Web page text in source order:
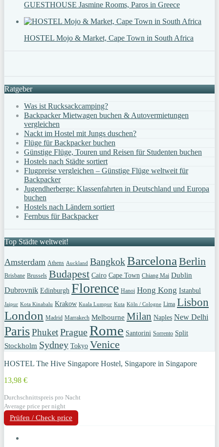
GUESTHOUSE Jasmine Rooms, Paros in Greece
HOSTEL Mojo & Market, Cape Town in South Africa
Ratgeber
Was ist Rucksackcamping?
Backpacker Mietwagen buchen & Autovermietungen
vergleichen
Nackt im Hostel mit Jungs duschen?
Flüge für Backpacker buchen
Günstige Flüge, Touren und Reisen für Studenten buchen
Hostels nach Städte sortiert
Flugpreise vergleichen – Günstige Flüge weltweit für
Backpacker
Jugendherberge: Klassenfahrten in Deutschland und Europa
buchen
Hostels nach Ländern sortiert
Fernbus für Backpacker
Top Städte weltweit!
Amsterdam Athens Auckland BangkokBarcelonaBerlin
Brisbane Brussels Budapest Cairo Cape Town Chiang Mai Dublin
Dubrovnik Edinburgh Florence Hanoi Hong Kong Istanbul
Jaipur Kota Kinabalu Krakow Kuala Lumpur Kuta Köln / Cologne Lima Lisbon
London Madrid Marrakech Melbourne Milan Naples New Delhi
ParisPhuketPragueRome Santorini Sorrento Split
Stockholm Sydney Tokyo Venice
HOSTEL The Hive Singapore Hostel, Singapore in Singapore
13,98 €
Durchschnittspreis pro Nacht
Average price per night
Prüfen / Check price